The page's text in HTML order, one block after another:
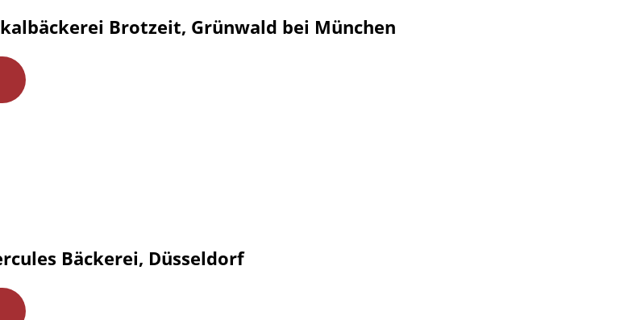
Brotzeit, Grünwald bei München
Bäckerei, Düsseldorf